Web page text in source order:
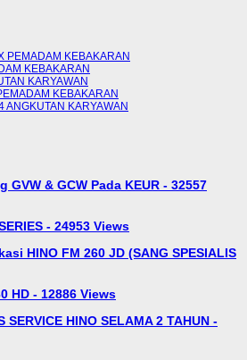
PEMADAM KEBAKARAN
KEBAKARAN
KARYAWAN
KEBAKARAN
ANGKUTAN KARYAWAN
GVW & GCW Pada KEUR - 32557
- 24953 Views
HINO FM 260 JD (SANG SPESIALIS
HD - 12886 Views
SERVICE HINO SELAMA 2 TAHUN -